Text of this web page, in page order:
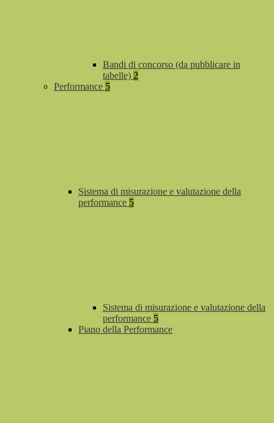
Bandi di concorso (da pubblicare in
tabelle) 2
Performance 5
Sistema di misurazione e valutazione della
performance 5
Sistema di misurazione e valutazione della
performance 5
Piano della Performance